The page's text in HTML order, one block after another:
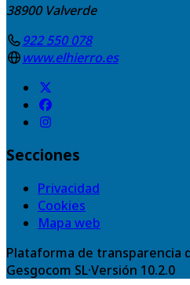
38900 Valverde
922 550 078
www.elhierro.es
Secciones
Privacidad
Cookies
Mapa web
Plataforma de transparencia
Gesgocom SL·Versión 10.2.0